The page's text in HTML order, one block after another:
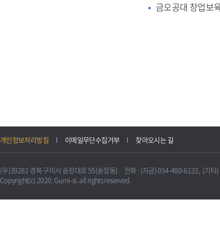
금오공대 창업보
개인정보처리방침 이메일무단수집거부 찾아오시는 길
(우)39281 경북 구미시 송정대로 55(송정동) 전화 : (자금) 054-480-6133, (기타
Copyright(c) 2020. Gumi-si. all rights reserved.